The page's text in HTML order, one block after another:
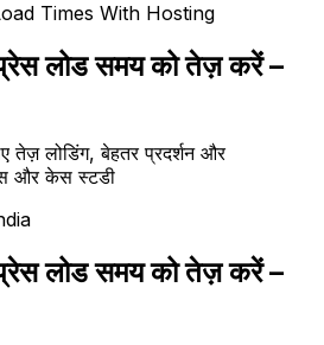
Times With Hosting
लोड समय को तेज़ करें –
तेज़ लोडिंग, बेहतर प्रदर्शन और
और केस स्टडी
लोड समय को तेज़ करें –